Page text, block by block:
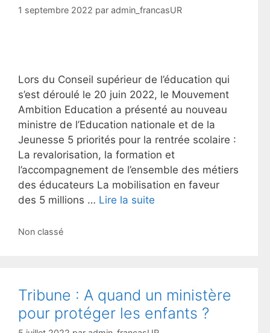
1 septembre 2022 par admin_francasUR
Lors du Conseil supérieur de l’éducation qui
s’est déroulé le 20 juin 2022, le Mouvement
Ambition Education a présenté au nouveau
ministre de l’Education nationale et de la
Jeunesse 5 priorités pour la rentrée scolaire :
La revalorisation, la formation et
l’accompagnement de l’ensemble des métiers
des éducateurs La mobilisation en faveur
des 5 millions … Lire la suite
Catégories
Non classé
Tribune : A quand un ministère
pour protéger les enfants ?